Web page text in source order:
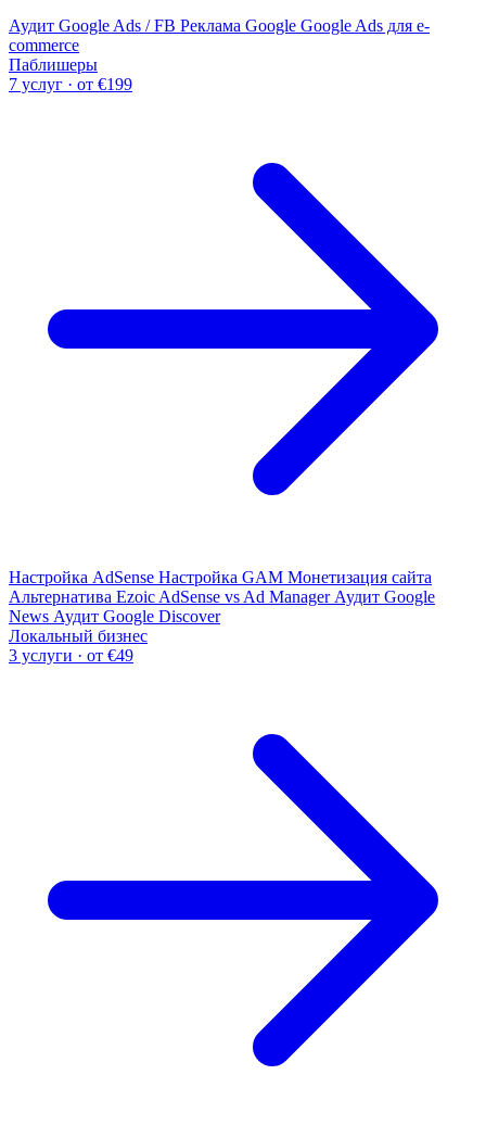
Аудит Google Ads / FB Реклама Google Google Ads для e-
commerce
Паблишеры
7 услуг · от €199
Настройка AdSense Настройка GAM Монетизация сайта
Альтернатива Ezoic AdSense vs Ad Manager Аудит Google
News Аудит Google Discover
Локальный бизнес
3 услуги · от €49